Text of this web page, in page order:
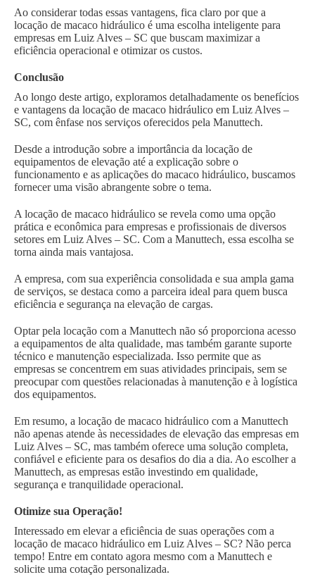
Ao considerar todas essas vantagens, fica claro por que a
locação de macaco hidráulico é uma escolha inteligente para
empresas em Luiz Alves – SC que buscam maximizar a
eficiência operacional e otimizar os custos.
Conclusão
Ao longo deste artigo, exploramos detalhadamente os benefícios
e vantagens da locação de macaco hidráulico em Luiz Alves –
SC, com ênfase nos serviços oferecidos pela Manuttech.
Desde a introdução sobre a importância da locação de
equipamentos de elevação até a explicação sobre o
funcionamento e as aplicações do macaco hidráulico, buscamos
fornecer uma visão abrangente sobre o tema.
A locação de macaco hidráulico se revela como uma opção
prática e econômica para empresas e profissionais de diversos
setores em Luiz Alves – SC. Com a Manuttech, essa escolha se
torna ainda mais vantajosa.
A empresa, com sua experiência consolidada e sua ampla gama
de serviços, se destaca como a parceira ideal para quem busca
eficiência e segurança na elevação de cargas.
Optar pela locação com a Manuttech não só proporciona acesso
a equipamentos de alta qualidade, mas também garante suporte
técnico e manutenção especializada. Isso permite que as
empresas se concentrem em suas atividades principais, sem se
preocupar com questões relacionadas à manutenção e à logística
dos equipamentos.
Em resumo, a locação de macaco hidráulico com a Manuttech
não apenas atende às necessidades de elevação das empresas em
Luiz Alves – SC, mas também oferece uma solução completa,
confiável e eficiente para os desafios do dia a dia. Ao escolher a
Manuttech, as empresas estão investindo em qualidade,
segurança e tranquilidade operacional.
Otimize sua Operação!
Interessado em elevar a eficiência de suas operações com a
locação de macaco hidráulico em Luiz Alves – SC? Não perca
tempo! Entre em contato agora mesmo com a Manuttech e
solicite uma cotação personalizada.